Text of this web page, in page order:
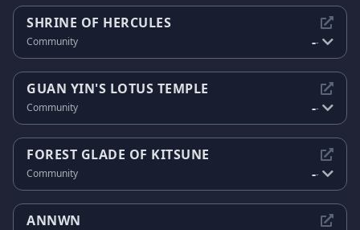
SHRINE OF HERCULES
Community --
GUAN YIN'S LOTUS TEMPLE
Community --
FOREST GLADE OF KITSUNE
Community --
ANNWN